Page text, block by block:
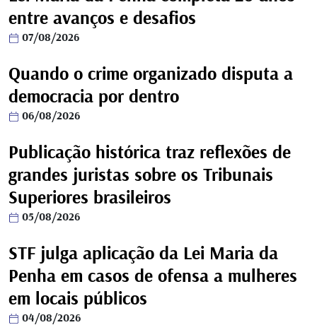
entre avanços e desafios
07/08/2026
Quando o crime organizado disputa a
democracia por dentro
06/08/2026
Publicação histórica traz reflexões de
grandes juristas sobre os Tribunais
Superiores brasileiros
05/08/2026
STF julga aplicação da Lei Maria da
Penha em casos de ofensa a mulheres
em locais públicos
04/08/2026